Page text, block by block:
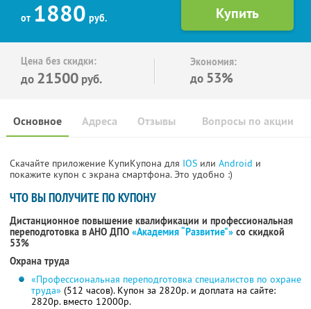
от 1880 руб.
Цена без скидки:
до 21500 руб.
Экономия:
до 53%
Основное Отзывы Вопросы по акции
Адреса
Скачайте приложение КупиКупона для IOS или Android и
покажите купон с экрана смартфона. Это удобно :)
ЧТО ВЫ ПОЛУЧИТЕ ПО КУПОНУ
Дистанционное повышение квалификации и профессиональная
переподготовка в АНО ДПО «Академия “Развитие"» со скидкой
53%
Охрана труда
«Профессиональная переподготовка специалистов по охране
труда» (512 часов). Купон за 2820р. и доплата на сайте:
2820р. вместо 12000р.